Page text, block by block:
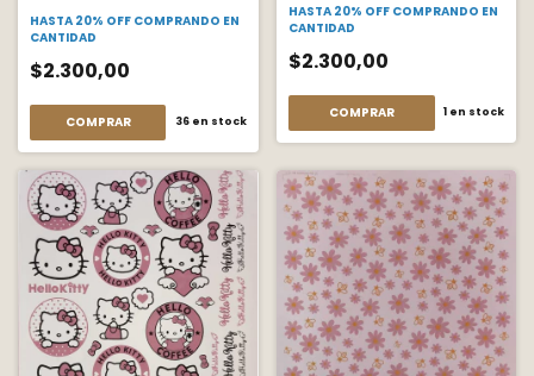
HASTA 20% OFF COMPRANDO EN
CANTIDAD
$2.300,00
COMPRAR 36en stock
HASTA 20% OFF COMPRANDO EN
CANTIDAD
$2.300,00
COMPRAR 1 en stock